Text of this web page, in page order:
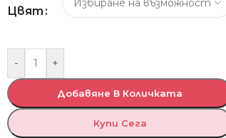
Цвят
- +
Добавяне В Количката
Купи Сега